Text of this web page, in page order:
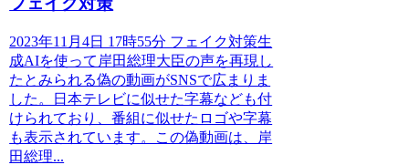
2023年11月4日 17時55分 フェイク対策生
成AIを使って岸田総理大臣の声を再現し
たとみられる偽の動画がSNSで広まりま
した。日本テレビに似せた字幕なども付
けられており、番組に似せたロゴや字幕
も表示されています。この偽動画は、岸
田総理...